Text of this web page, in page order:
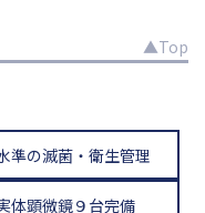
▲Top
準の滅菌・衛生管理
体顕微鏡９台完備